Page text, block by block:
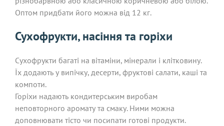
Оптом придбати його можна від 12 кг.
Сухофрукти, насіння та горіхи
Сухофрукти багаті на вітаміни, мінерали і клітковину.
Їх додають у випічку, десерти, фруктові салати, каші та
компоти.
Горіхи надають кондитерським виробам
неповторного аромату та смаку. Ними можна
доповнювати тісто чи посипати готові продукти.